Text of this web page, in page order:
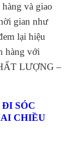
và giao
gian như
lại hiệu
hàng với
LƯỢNG –
SÓC
CHIỀU